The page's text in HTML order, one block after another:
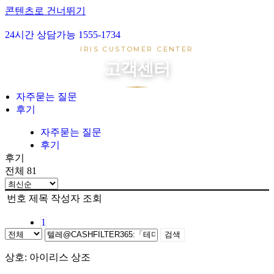
콘텐츠로 건너뛰기
장례준비
자주묻는 질문
후기
24시간 상담가능 1555-1734
IRIS CUSTOMER CENTER
고객센터
자주묻는 질문
후기
자주묻는 질문
후기
후기
전체 81
번호 제목 작성자 조회
1
검색
상호: 아이리스 상조